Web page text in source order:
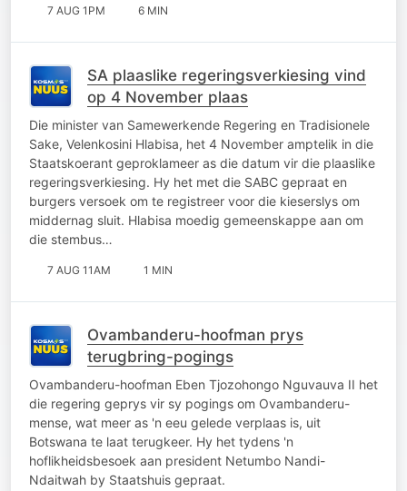
7 AUG 1PM 6 MIN
SA plaaslike regeringsverkiesing vind
op 4 November plaas
Die minister van Samewerkende Regering en Tradisionele
Sake, Velenkosini Hlabisa, het 4 November amptelik in die
Staatskoerant geproklameer as die datum vir die plaaslike
regeringsverkiesing. Hy het met die SABC gepraat en
burgers versoek om te registreer voor die kieserslys om
middernag sluit. Hlabisa moedig gemeenskappe aan om
die stembus…
7 AUG 11AM 1 MIN
Ovambanderu-hoofman prys
terugbring-pogings
Ovambanderu-hoofman Eben Tjozohongo Nguvauva II het
die regering geprys vir sy pogings om Ovambanderu-
mense, wat meer as 'n eeu gelede verplaas is, uit
Botswana te laat terugkeer. Hy het tydens 'n
hoflikheidsbesoek aan president Netumbo Nandi-
Ndaitwah by Staatshuis gepraat.